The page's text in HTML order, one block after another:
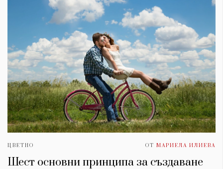
ЦВЕТНО ОТ МАРИЕЛА ИЛИЕВА
Шест основни принципа за създаване